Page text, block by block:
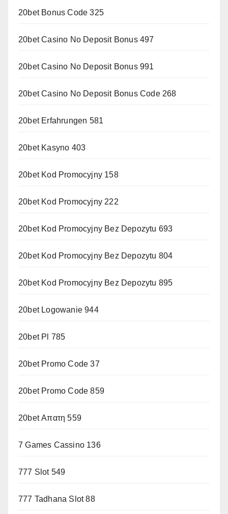
20bet Bonus Code 325
20bet Casino No Deposit Bonus 497
20bet Casino No Deposit Bonus 991
20bet Casino No Deposit Bonus Code 268
20bet Erfahrungen 581
20bet Kasyno 403
20bet Kod Promocyjny 158
20bet Kod Promocyjny 222
20bet Kod Promocyjny Bez Depozytu 693
20bet Kod Promocyjny Bez Depozytu 804
20bet Kod Promocyjny Bez Depozytu 895
20bet Logowanie 944
20bet Pl 785
20bet Promo Code 37
20bet Promo Code 859
20bet Απατη 559
7 Games Cassino 136
777 Slot 549
777 Tadhana Slot 88